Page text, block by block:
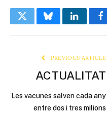
TwitterBlueskyLinkedIn
PREVIOUS ARTICLE
ACTUALITAT
Les vacunes salven cada any
entre dos i tres milions